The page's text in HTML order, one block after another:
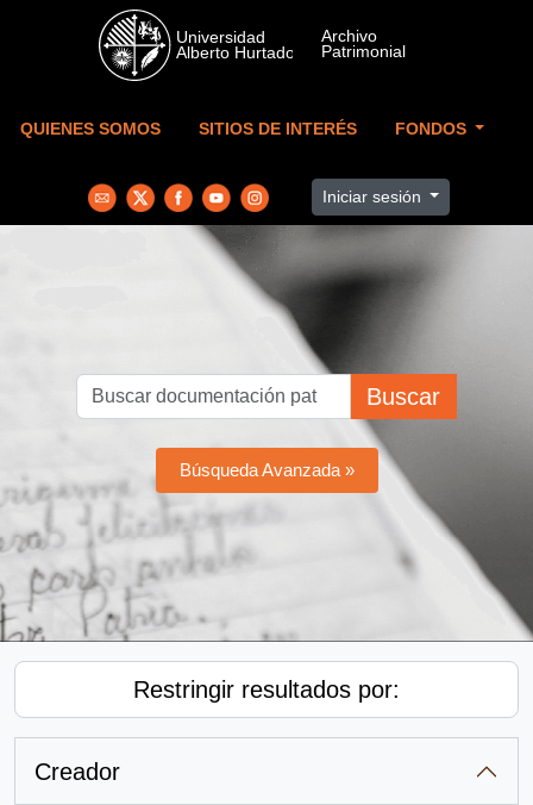
Skip to main content
QUIENES SOMOS SITIOS DE INTERÉS FONDOS
Iniciar sesión
Buscar
Búsqueda Avanzada »
Restringir resultados por:
Creador